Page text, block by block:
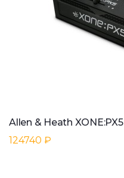
Allen & Heath XONE:PX5
124740 ₽